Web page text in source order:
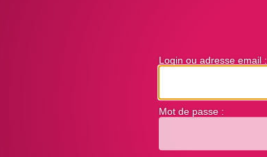
Login ou adresse email :
Mot de passe :